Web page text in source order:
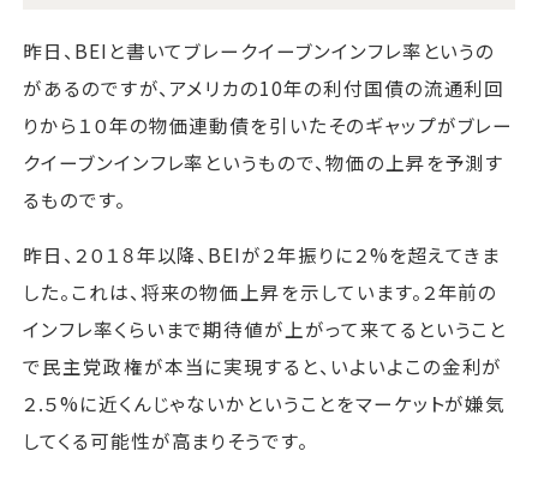
昨日、BEIと書いてブレークイーブンインフレ率というの
があるのですが、アメリカの10年の利付国債の流通利回
りから１０年の物価連動債を引いたそのギャップがブレー
クイーブンインフレ率というもので、物価の上昇を予測す
るものです。
昨日、２０１８年以降、BEIが２年振りに２%を超えてきま
した。これは、将来の物価上昇を示しています。２年前の
インフレ率くらいまで期待値が上がって来てるということ
で民主党政権が本当に実現すると、いよいよこの金利が
２.５%に近くんじゃないかということをマーケットが嫌気
してくる可能性が高まりそうです。